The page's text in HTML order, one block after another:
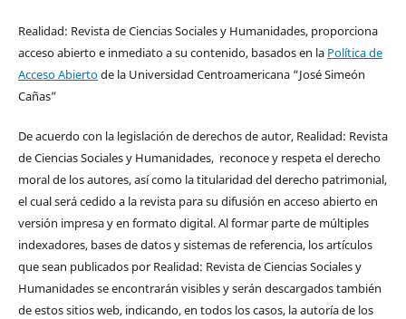
Realidad: Revista de Ciencias Sociales y Humanidades, proporciona
acceso abierto e inmediato a su contenido, basados en la Política de
Acceso Abiertode la Universidad Centroamericana “José Simeón
Cañas”
De acuerdo con la legislación de derechos de autor, Realidad: Revista
de Ciencias Sociales y Humanidades, reconoce y respeta el derecho
moral de los autores, así como la titularidad del derecho patrimonial,
el cual será cedido a la revista para su difusión en acceso abierto en
versión impresa y en formato digital. Al formar parte de múltiples
indexadores, bases de datos y sistemas de referencia, los artículos
que sean publicados por Realidad: Revista de Ciencias Sociales y
Humanidades se encontrarán visibles y serán descargados también
de estos sitios web, indicando, en todos los casos, la autoría de los